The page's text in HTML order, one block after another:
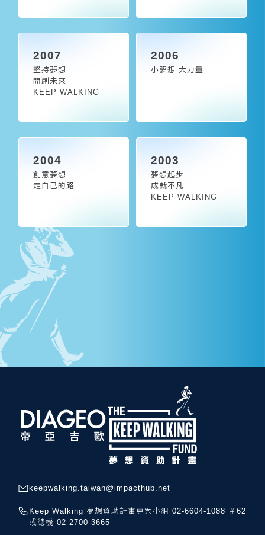
2007
堅持夢想
開創未來
KEEP WALKING
2006
小夢想 大力量
2004
創意夢想
走自己的路
2003
夢想起步
成就不凡
KEEP WALKING
keepwalking.taiwan@impacthub.net
Keep Walking 夢想資助計畫專案小組 02-6604-1088 ＃62
或總機 02-2700-3665